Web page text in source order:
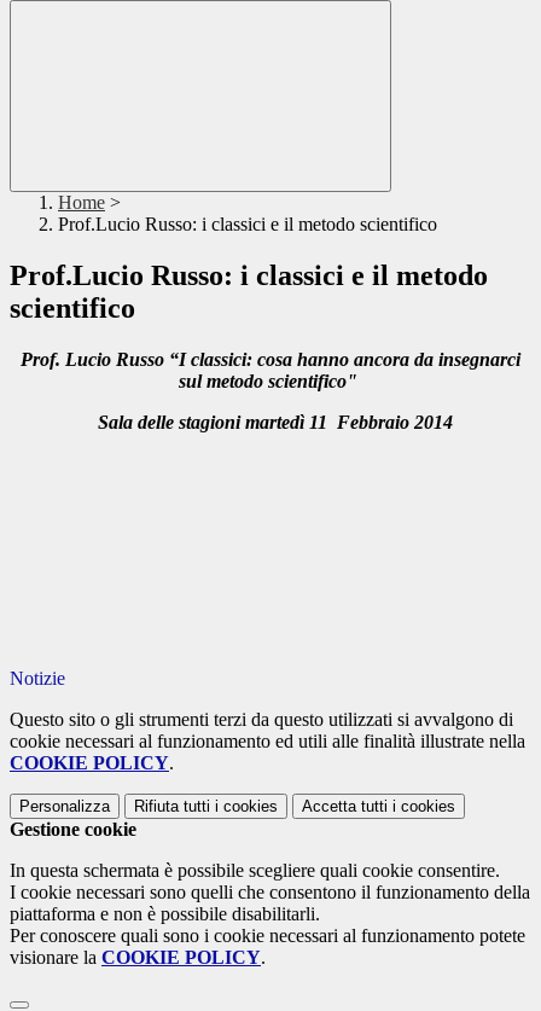
Home >
Prof.Lucio Russo: i classici e il metodo scientifico
Prof.Lucio Russo: i classici e il metodo
scientifico
Prof. Lucio Russo “I classici: cosa hanno ancora da insegnarci
sul metodo scientifico"
Sala delle stagioni martedì 11 Febbraio 2014
Notizie
Questo sito o gli strumenti terzi da questo utilizzati si avvalgono di
cookie necessari al funzionamento ed utili alle finalità illustrate nella
COOKIE POLICY.
Personalizza Rifiuta tutti i cookies Accetta tutti i cookies
Gestione cookie
In questa schermata è possibile scegliere quali cookie consentire.
I cookie necessari sono quelli che consentono il funzionamento della
piattaforma e non è possibile disabilitarli.
Per conoscere quali sono i cookie necessari al funzionamento potete
visionare la COOKIE POLICY.